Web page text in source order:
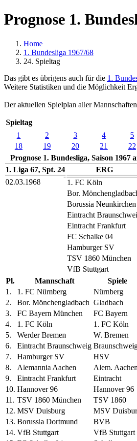
Prognose 1.
Home
1. Bundesliga 1967/68
24. Spieltag
Das gibt es übrigens auch für die 1.
Weitere Statistiken und die Möglichkeit
Der aktuellen Spielplan aller
Spieltag
1
2 3 4 5
18
19 20 21 22
Prognose 1. Bundesliga, Saison 1967
1. Liga 67, Spt. 24
ERG
02.03.1968
1. FC Köln
Bor.
Borussia Neunkirchen
Eintracht
Eintracht Frankfurt
FC Schalke 04
Hamburger SV
TSV 1860 München
VfB Stuttgart
Pl.
Mannschaft Spiele
1.
1. FC Nürnberg Nürnberg
2.
Bor. Mönchengladbach Gladbach
3.
FC Bayern München FC Bayern
4.
1. FC Köln 1. FC Köln
5.
Werder Bremen W. Bremen
6.
Eintracht Braunschweig
7.
Hamburger SV HSV
8.
Alemannia Aachen Alem. Aachen
9.
Eintracht Frankfurt Eintracht
10. Hannover 96 Hannover 96
11. TSV 1860 München TSV 1860
12. MSV Duisburg MSV
13. Borussia Dortmund BVB
14. VfB Stuttgart VfB Stuttgart